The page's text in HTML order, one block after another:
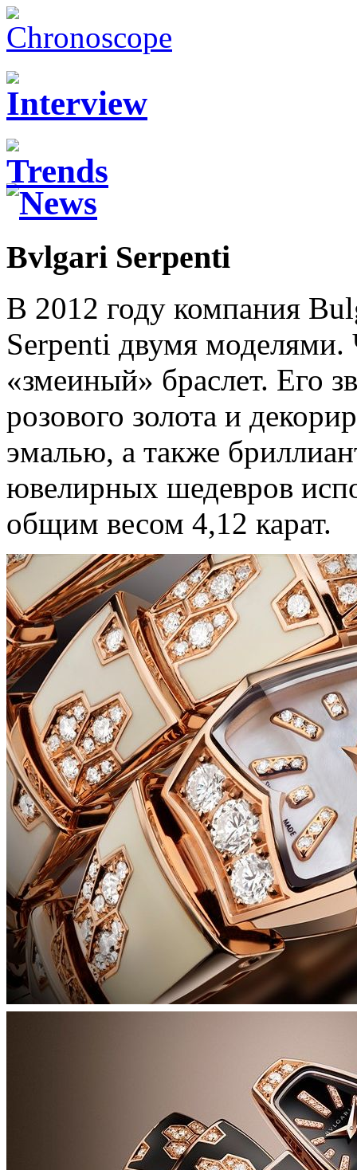
Bvlgari Serpenti
В 2012 году компания
Serpenti двумя
«змеиный» браслет. Его
розового золота и
эмалью, а также
ювелирных шедевров
общим весом 4,12 карат.